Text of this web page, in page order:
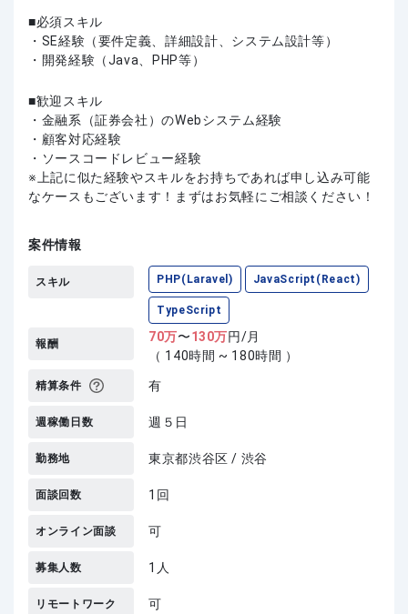
必須スキル
・SE経験（要件定義、詳細設計、システム設計等）
・開発経験（Java、PHP等）
歓迎スキル
・金融系（証券会社）のWebシステム経験
・顧客対応経験
・ソースコードレビュー経験
上記に似た経験やスキルをお持ちであれば申し込み可能
なケースもございます！まずはお気軽にご相談ください！
案件情報
スキル PHP(Laravel) JavaScript(React)
TypeScript
報酬 70万〜130万円/月
（ 140時間 ~ 180時間 ）
精算条件 有
週稼働日数 週５日
勤務地 東京都渋谷区 / 渋谷
面談回数 1回
オンライン面談 可
募集人数 1人
リモートワーク 可